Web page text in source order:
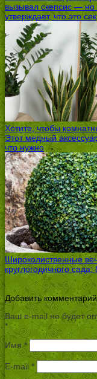
вызывал скепсис — но
утверждает, что это
Хотите, чтобы
Этот медный
что нужно→
Широколиственные
круглогодичного
Добавить комментарий
Ваш e-mail не будет
*
Имя*
E-mail *